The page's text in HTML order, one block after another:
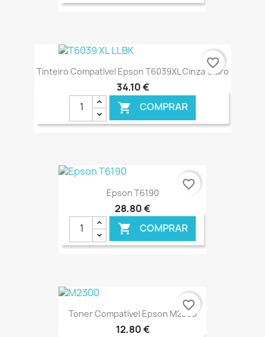
Tinteiro Compatível Epson T6039XL Cinza Claro
34,10 €
 COMPRAR
€ ONLINE
favorite_border
Epson T6190
28,80 €
 COMPRAR
€ ONLINE
favorite_border
Toner Compatível Epson M2300
12,80 €
favorite_border